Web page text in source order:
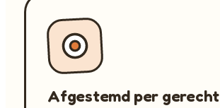
Afgestemd per gerecht